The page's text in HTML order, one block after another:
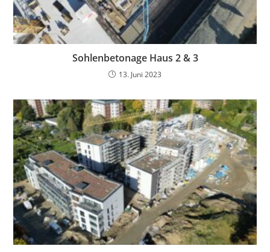
Sohlenbetonage Haus 2 & 3
13. Juni 2023